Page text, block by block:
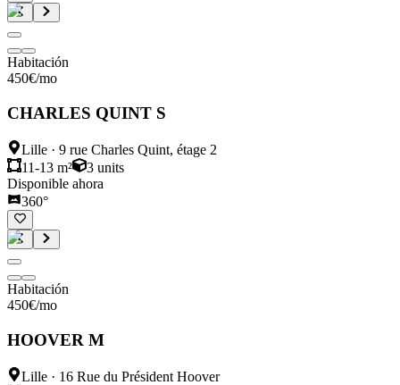
Habitación
450€/mo
CHARLES QUINT S
Lille · 9 rue Charles Quint, étage 2
11-13 m²
3 units
Disponible ahora
360°
Habitación
450€/mo
HOOVER M
Lille · 16 Rue du Président Hoover